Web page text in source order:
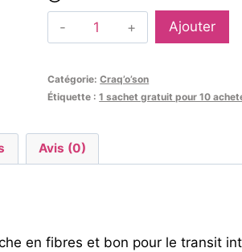
Ajouter
Catégorie:Craq’o’son
Étiquette :1 sachet gratuit pour 10
Avis (0)
en fibres et bon pour le transit